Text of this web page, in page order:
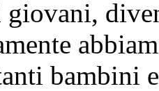
giovani,
bambini